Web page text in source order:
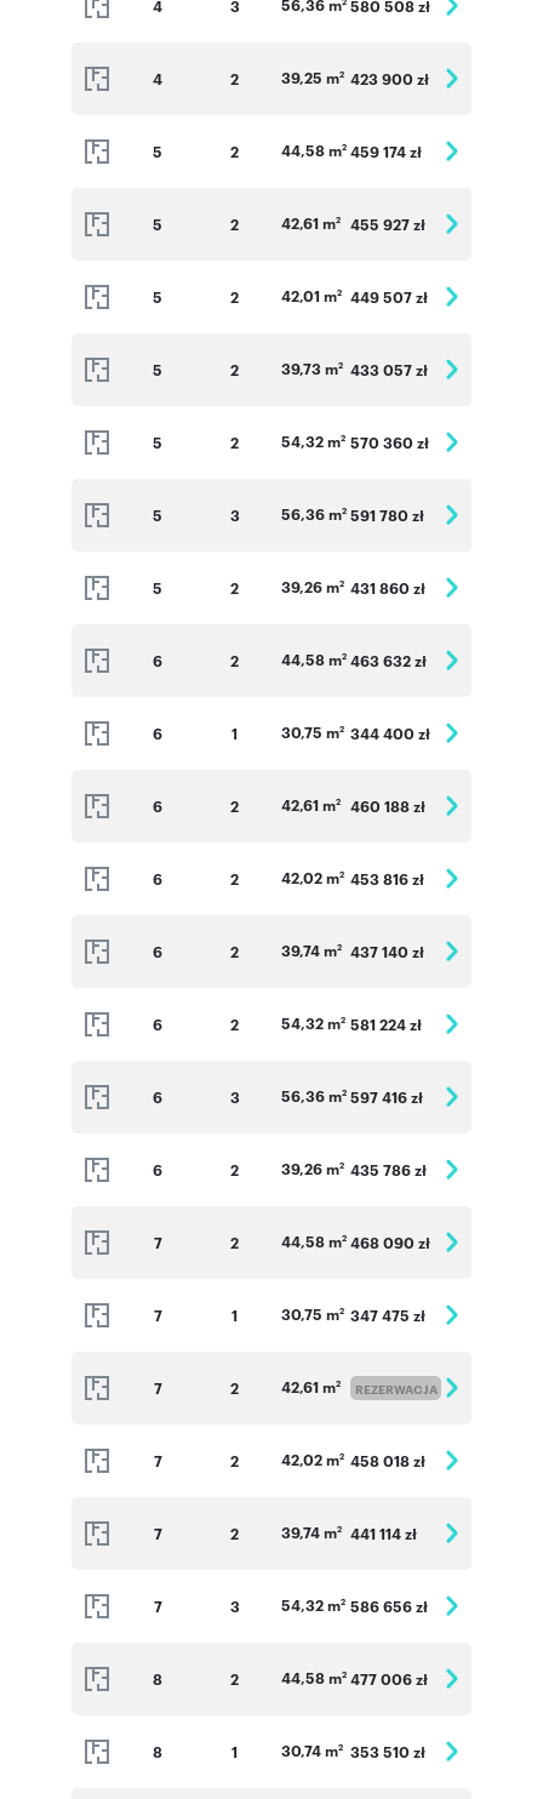
4 3 580 508 zł
4 2 39,25 m2 423 900 zł
5 2 44,58 m2 459 174 zł
5 2 42,61 m2 455 927 zł
5 2 42,01 m2 449 507 zł
5 2 39,73 m2 433 057 zł
5 2 54,32 m2 570 360 zł
5 3 56,36 m2 591 780 zł
5 2 39,26 m2 431 860 zł
6 2 44,58 m2 463 632 zł
6 1 30,75 m2 344 400 zł
6 2 42,61 m2 460 188 zł
6 2 42,02 m2 453 816 zł
6 2 39,74 m2 437 140 zł
6 2 54,32 m2 581 224 zł
6 3 56,36 m2 597 416 zł
6 2 39,26 m2 435 786 zł
7 2 44,58 m2 468 090 zł
7 1 30,75 m2 347 475 zł
7 2 42,61 m2 REZERWACJA
7 2 42,02 m2 458 018 zł
7 2 39,74 m2 441 114 zł
7 3 54,32 m2 586 656 zł
8 2 44,58 m2 477 006 zł
8 1 30,74 m2 353 510 zł